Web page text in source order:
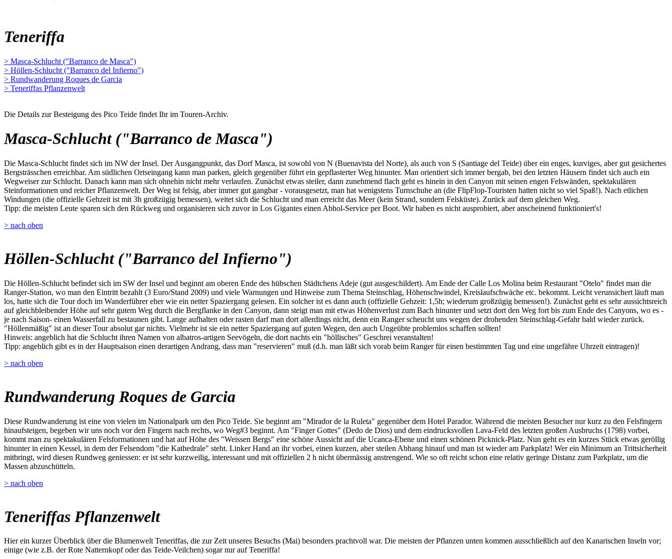
Teneriffa
> Masca-Schlucht ("Barranco de Masca")
> Höllen-Schlucht ("Barranco del Infierno")
> Rundwanderung Roques de Garcia
> Teneriffas Pflanzenwelt
Die Details zur Besteigung des Pico Teide findet Ihr im Touren-Archiv.
Masca-Schlucht ("Barranco de Masca")
Die Masca-Schlucht findet sich im NW der Insel. Der Ausgangpunkt, das Dorf Masca, ist sowohl von N (Buenavista del Norte), als auch von S (Santiage del Teide) über ein enges, kurviges, aber gut gesichertes
Bergsträsschen erreichbar. Am südlichen Ortseingang kann man parken, gleich gegenüber führt ein gepflasterter Weg hinunter. Man orientiert sich immer bergab, bei den letzten Häusern findet sich auch ein
Wegweiser zur Schlucht. Danach kann man sich ohnehin nicht mehr verlaufen. Zunächst etwas steiler, dann zunehmend flach geht es hinein in den Canyon mit seinen engen Felswänden, spektakulären
Steinformationen und reicher Pflanzenwelt. Der Weg ist felsig, aber immer gut gangbar - vorausgesetzt, man hat wenigstens Turnschuhe an (die FlipFlop-Touristen hatten nicht so viel Spaß!). Nach etlichen
Windungen (die offizielle Gehzeit ist mit 3h großzügig bemessen), weitet sich die Schlucht und man erreicht das Meer (kein Strand, sondern Felsküste). Zurück auf dem gleichen Weg.
Tipp: die meisten Leute sparen sich den Rückweg und organisieren sich zuvor in Los Gigantes einen Abhol-Service per Boot. Wir haben es nicht ausprobiert, aber anscheinend funktioniert's!
> nach oben
Höllen-Schlucht ("Barranco del Infierno")
Die Höllen-Schlucht befindet sich im SW der Insel und beginnt am oberen Ende des hübschen Städtchens Adeje (gut ausgeschildert). Am Ende der Calle Los Molina beim Restaurant "Otelo" findet man die
Ranger-Station, wo man den Eintritt bezahlt (3 Euro/Stand 2009) und viele Warnungen und Hinweise zum Thema Steinschlag, Höhenschwindel, Kreislaufschwäche etc. bekommt. Leicht verunsichert läuft man
los, hatte sich die Tour doch im Wanderführer eher wie ein netter Spaziergang gelesen. Ein solcher ist es dann auch (offizielle Gehzeit: 1,5h; wiederum großzügig bemessen!). Zunächst geht es sehr aussichtsreich
auf gleichbleibender Höhe auf sehr gutem Weg durch die Bergflanke in den Canyon, dann steigt man mit etwas Höhenverlust zum Bach hinunter und setzt dort den Weg fort bis zum Ende des Canyons, wo es -
je nach Saison- einen Wasserfall zu bestaunen gibt. Lange aufhalten oder rasten darf man dort allerdings nicht, denn ein Ranger scheucht uns wegen der drohenden Steinschlag-Gefahr bald wieder zurück.
"Höllenmäßig" ist an dieser Tour absolut gar nichts. Vielmehr ist sie ein netter Spaziergang auf guten Wegen, den auch Ungeübte problemlos schaffen sollten!
Hinweis: angeblich hat die Schlucht ihren Namen von albatros-artigen Seevögeln, die dort nachts ein "höllisches" Geschrei veranstalten!
Tipp: angeblich gibt es in der Hauptsaison einen derartigen Andrang, dass man "reservieren" muß (d.h. man läßt sich vorab beim Ranger für einen bestimmten Tag und eine ungefähre Uhrzeit eintragen)!
> nach oben
Rundwanderung Roques de Garcia
Diese Rundwanderung ist eine von vielen im Nationalpark um den Pico Teide. Sie beginnt am "Mirador de la Ruleta" gegenüber dem Hotel Parador. Während die meisten Besucher nur kurz zu den Felsfingern
hinaufsteigen, begeben wir uns noch vor den Fingern nach rechts, wo Weg#3 beginnt. Am "Finger Gottes" (Dedo de Dios) und dem eindrucksvollen Lava-Feld des letzten großen Ausbruchs (1798) vorbei,
kommt man zu spektakulären Felsformationen und hat auf Höhe des "Weissen Bergs" eine schöne Aussicht auf die Ucanca-Ebene und einen schönen Picknick-Platz. Nun geht es ein kurzes Stück etwas geröllig
hinunter in einen Kessel, in dem der Felsendom "die Kathedrale" steht. Linker Hand an ihr vorbei, einen kurzen, aber steilen Abhang hinauf und man ist wieder am Parkplatz! Wer ein Minimum an Trittsicherheit
mitbringt, wird diesen Rundweg geniessen: er ist sehr kurzweilig, interessant und mit offiziellen 2 h nicht übermässig anstrengend. Wie so oft reicht schon eine relativ geringe Distanz zum Parkplatz, um die
Massen abzuschütteln.
> nach oben
Teneriffas Pflanzenwelt
Hier ein kurzer Überblick über die Blumenwelt Teneriffas, die zur Zeit unseres Besuchs (Mai) besonders prachtvoll war. Die meisten der Pflanzen unten kommen ausschließlich auf den Kanarischen Inseln vor;
einige (wie z.B. der Rote Natternkopf oder das Teide-Veilchen) sogar nur auf Teneriffa!